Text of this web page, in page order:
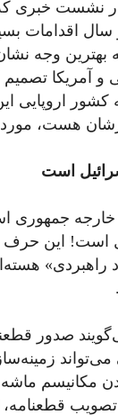
در نشست خبری
اقدامات
بهترین وجه
و آمریکا
کشور اروپایی
هست، مورد
است
جمهوری
است! این حرف
راهبردی»
صدور
می‌تواند
مکانیسم ماشه
قطعنامه،